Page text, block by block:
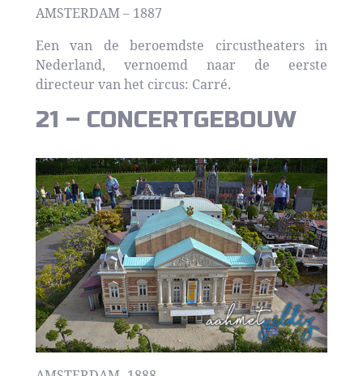
AMSTERDAM – 1887
Een van de beroemdste circustheaters in
Nederland, vernoemd naar de eerste
directeur van het circus: Carré.
21 – CONCERTGEBOUW